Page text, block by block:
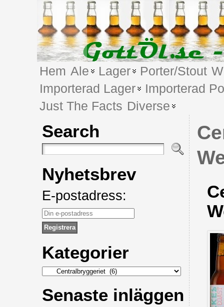
Hem Ale Lager Porter/Stout
Importerad Lager
Importerad
Just The Facts Diverse
Search
Nyhetsbrev
E-postadress:
Kategorier
Kategorier
Senaste inläggen